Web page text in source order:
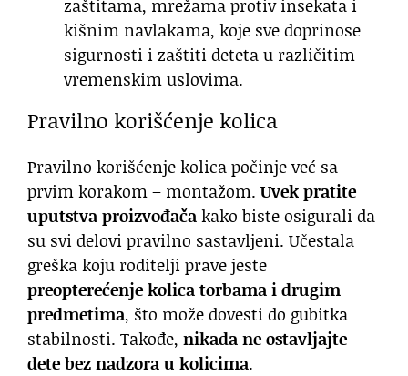
zaštitama, mrežama protiv insekata i
kišnim navlakama, koje sve doprinose
sigurnosti i zaštiti deteta u različitim
vremenskim uslovima.
Pravilno korišćenje kolica
Pravilno korišćenje kolica počinje već sa
prvim korakom – montažom. Uvek pratite
uputstva proizvođačakako biste osigurali da
su svi delovi pravilno sastavljeni. Učestala
greška koju roditelji prave jeste
preopterećenje kolica torbama i drugim
predmetima, što može dovesti do gubitka
stabilnosti. Takođe, nikada ne ostavljajte
dete bez nadzora u kolicima.